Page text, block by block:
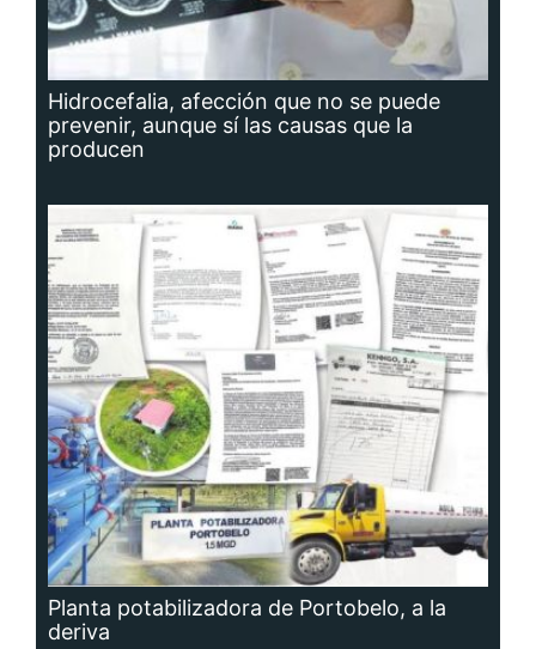
Hidrocefalia, afección que no se puede
prevenir, aunque sí las causas que la
producen
Planta potabilizadora de Portobelo, a la
deriva